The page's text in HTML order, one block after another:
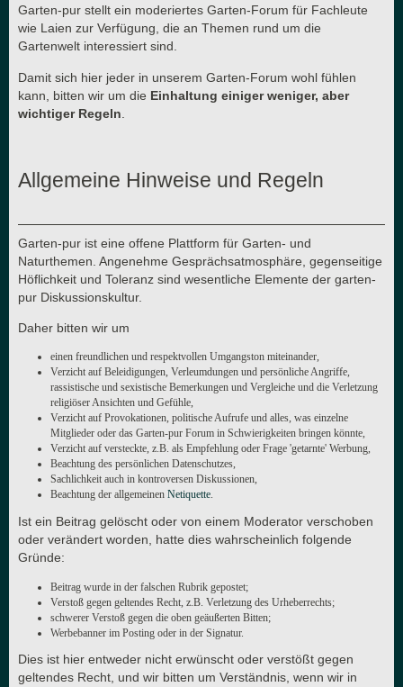
Garten-pur stellt ein moderiertes Garten-Forum für Fachleute
wie Laien zur Verfügung, die an Themen rund um die
Gartenwelt interessiert sind.
Damit sich hier jeder in unserem Garten-Forum wohl fühlen
kann, bitten wir um die Einhaltung einiger weniger, aber
wichtiger Regeln
Allgemeine Hinweise und Regeln
Garten-pur ist eine offene Plattform für Garten- und
Naturthemen. Angenehme Gesprächsatmosphäre, gegenseitige
Höflichkeit und Toleranz sind wesentliche Elemente der garten-
pur Diskussionskultur.
Daher bitten wir um
einen freundlichen und respektvollen Umgangston miteinander,
Verzicht auf Beleidigungen, Verleumdungen und persönliche Angriffe,
rassistische und sexistische Bemerkungen und Vergleiche und die Verletzung
religiöser Ansichten und Gefühle,
Verzicht auf Provokationen, politische Aufrufe und alles, was einzelne
Mitglieder oder das Garten-pur Forum in Schwierigkeiten bringen könnte,
Verzicht auf versteckte, z.B. als Empfehlung oder Frage 'getarnte' Werbung,
Beachtung des persönlichen Datenschutzes,
Sachlichkeit auch in kontroversen Diskussionen,
Beachtung der allgemeinen Netiquette.
Ist ein Beitrag gelöscht oder von einem Moderator verschoben
oder verändert worden, hatte dies wahrscheinlich folgende
Gründe:
Beitrag wurde in der falschen Rubrik gepostet;
Verstoß gegen geltendes Recht, z.B. Verletzung des Urheberrechts;
schwerer Verstoß gegen die oben geäußerten Bitten;
Werbebanner im Posting oder in der Signatur.
Dies ist hier entweder nicht erwünscht oder verstößt gegen
geltendes Recht, und wir bitten um Verständnis, wenn wir in